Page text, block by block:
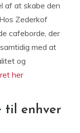
af at skabe den
Zederkof
cafeborde, der
med at
og
her
til enhver